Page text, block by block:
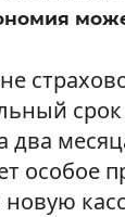
два
особое
новую